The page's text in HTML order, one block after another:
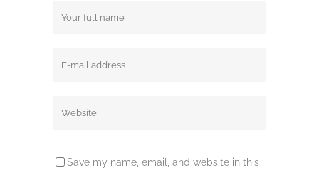
Save my name, email, and website in this